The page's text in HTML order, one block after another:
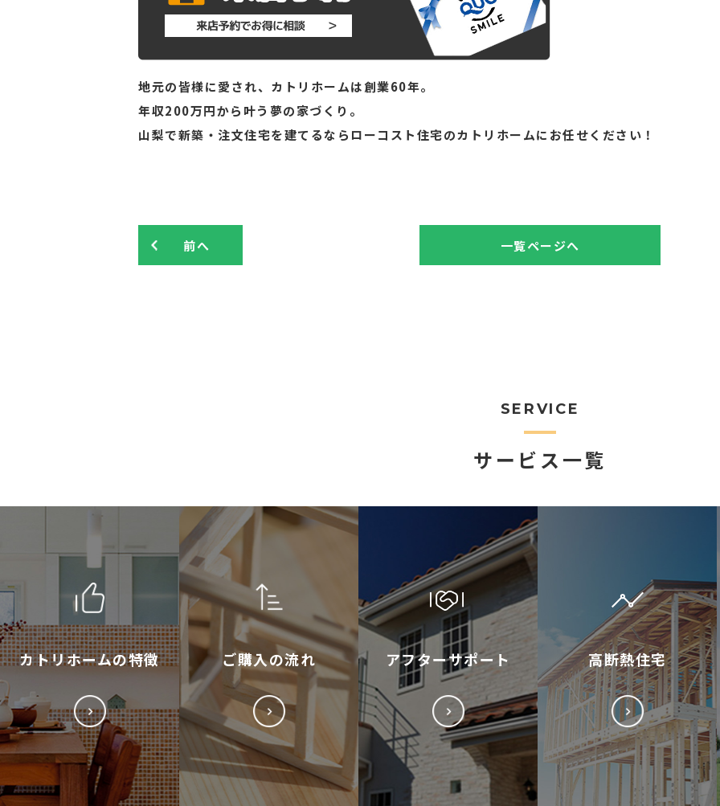
地元の皆様に愛され、カトリホームは創業60年。
年収200万円から叶う夢の家づくり。
山梨で新築・注文住宅を建てるならローコスト住宅のカトリホームにお任せください！
前へ 一覧ページへ
SERVICE
サービス一覧
カトリホームの特徴 ご購入の流れ アフターサポート 高断熱住宅